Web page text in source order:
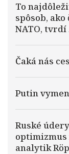
To
spôsob,
NATO,
Čaká nás
Putin
Ruské
optimizmus
analytik